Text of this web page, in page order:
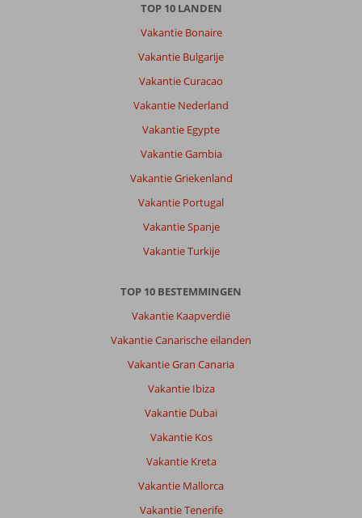
TOP 10 LANDEN
Vakantie Bonaire
Vakantie Bulgarije
Vakantie Curacao
Vakantie Nederland
Vakantie Egypte
Vakantie Gambia
Vakantie Griekenland
Vakantie Portugal
Vakantie Spanje
Vakantie Turkije
TOP 10 BESTEMMINGEN
Vakantie Kaapverdië
Vakantie Canarische eilanden
Vakantie Gran Canaria
Vakantie Ibiza
Vakantie Dubai
Vakantie Kos
Vakantie Kreta
Vakantie Mallorca
Vakantie Tenerife